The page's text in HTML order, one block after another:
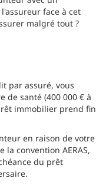
face à cet
malgré tout ?
par assuré, vous
de santé (400 000 € à
immobilier prend fin
en raison de votre
la convention AERAS,
du prêt